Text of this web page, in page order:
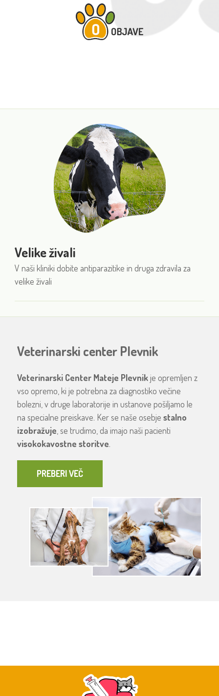
Velike živali
V naši kliniki dobite antiparazitike in druga zdravila za
velike živali
Veterinarski center Plevnik
Veterinarski Center Mateje Plevnikje opremljen z
vso opremo, ki je potrebna za diagnostiko večine
bolezni, v druge laboratorije in ustanove pošiljamo le
na specialne preiskave. Ker se naše osebje stalno
izobražuje , se trudimo, da imajo naši pacienti
visokokavostne storitve.
PREBERI VEČ